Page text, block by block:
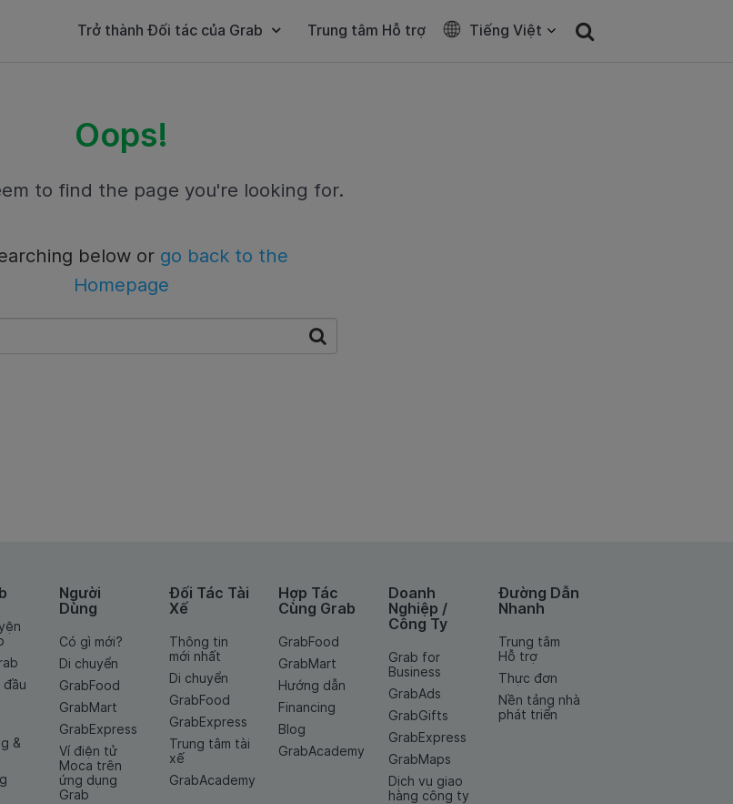
Trở thành Đối tác của Grab Trung tâm Hỗ trợ Tiếng Việt
Oops!
to find the page you're looking for.
below or go back to the
Homepage
đầu
&
Người
Dùng
Có gì mới?
Di chuyển
GrabFood
GrabMart
GrabExpress
Ví điện tử
Moca trên
ứng dụng
Grab
Đối Tác Tài
Xế
Thông tin
mới nhất
Di chuyển
GrabFood
GrabExpress
Trung tâm tài
xế
GrabAcademy
Hợp Tác
Cùng Grab
GrabFood
GrabMart
Hướng dẫn
Financing
Blog
GrabAcademy
Doanh
Nghiệp /
Công Ty
Grab for
Business
GrabAds
GrabGifts
GrabExpress
GrabMaps
Dịch vụ giao
hàng công ty
Đường Dẫn
Nhanh
Trung tâm
Hỗ trợ
Thực đơn
Nền tảng nhà
phát triển